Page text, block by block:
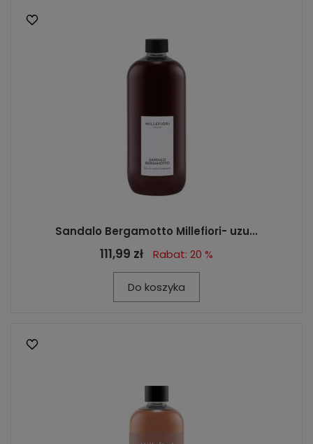
Sandalo Bergamotto Millefiori- uzu...
111,99 zł Rabat: 20 %
Do koszyka